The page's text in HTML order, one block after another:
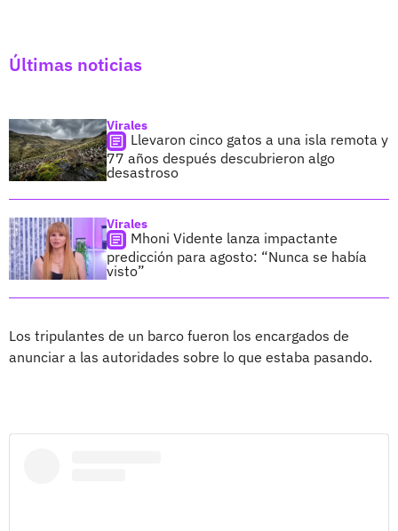
Últimas noticias
Virales
Llevaron cinco gatos a una isla remota y
77 años después descubrieron algo
desastroso
Virales
Mhoni Vidente lanza impactante
predicción para agosto: “Nunca se había
visto”
Los tripulantes de un barco fueron los encargados de
anunciar a las autoridades sobre lo que estaba pasando.